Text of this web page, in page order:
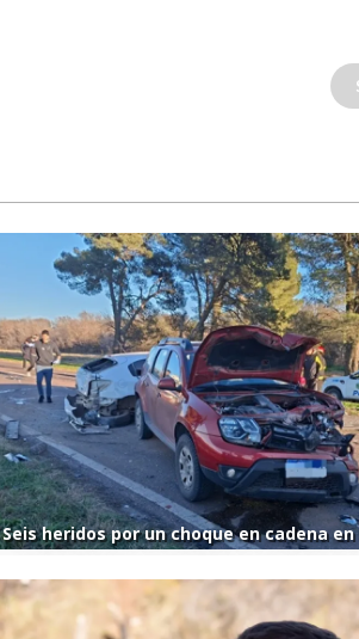
Seis heridos por un choque en cadena